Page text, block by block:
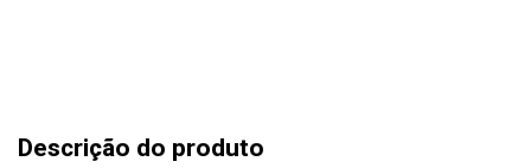
Descrição do produto